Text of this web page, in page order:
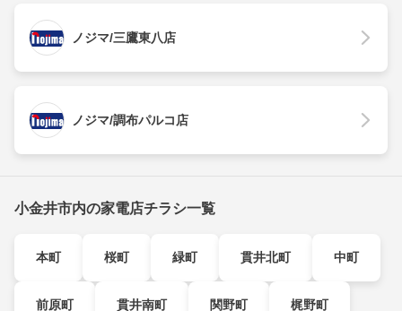
ノジマ/三鷹東八店
ノジマ/調布パルコ店
小金井市内の家電店チラシ一覧
本町 桜町 緑町 貫井北町 中町
前原町 貫井南町 関野町 梶野町